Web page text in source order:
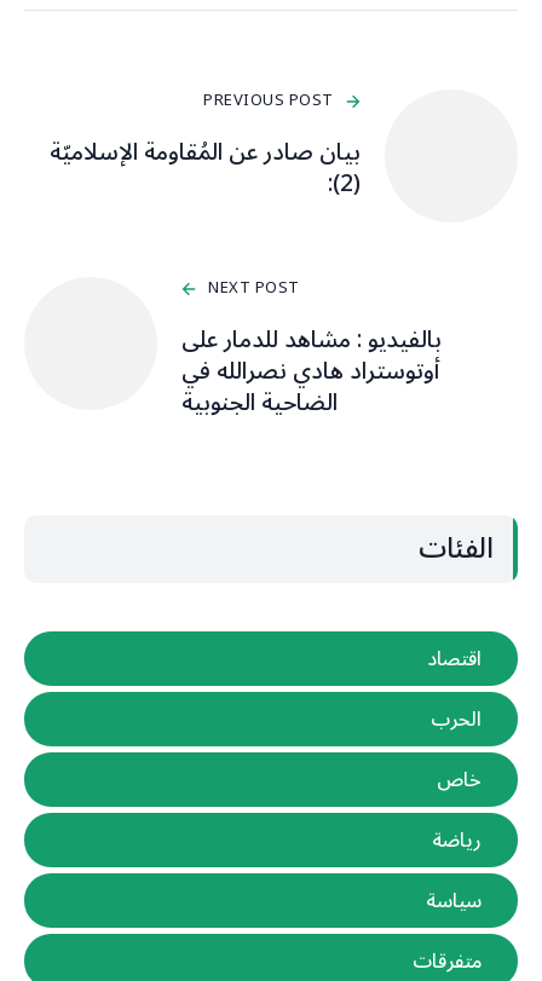
PREVIOUS POST
بيان صادر عن المُقاومة الإسلاميّة
(2):
NEXT POST
بالفيديو : مشاهد للدمار على
أوتوستراد هادي نصرالله في
الضاحية الجنوبية
الفئات
اقتصاد
الحرب
خاص
رياضة
سياسة
متفرقات